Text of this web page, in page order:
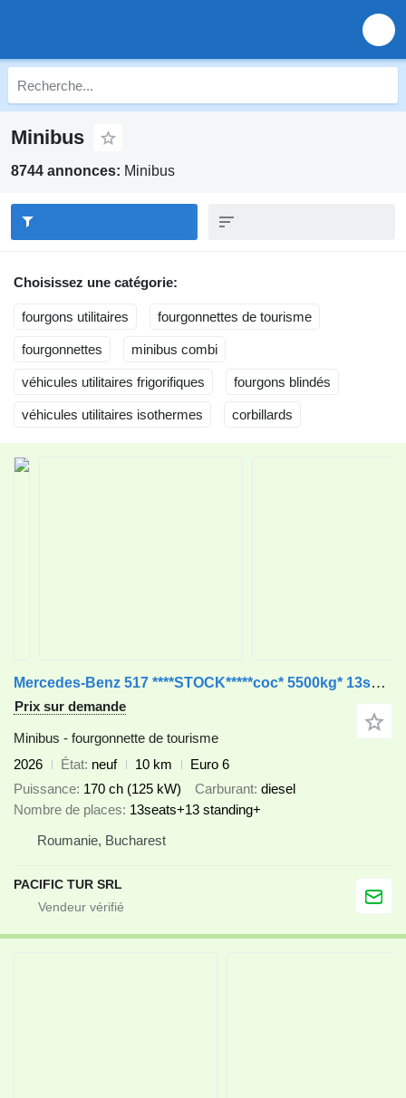
Minibus
8744 annonces: Minibus
Choisissez une catégorie:
fourgons utilitaires fourgonnettes de tourisme
fourgonnettes minibus combi
véhicules utilitaires frigorifiques fourgons blindés
véhicules utilitaires isothermes corbillards
Mercedes-Benz 517 ****STOCK*****coc* 5500kg* 13seats +13standing+1driver+1whee
Prix sur demande
Minibus - fourgonnette de tourisme
2026
État neuf 10 km
Euro 6
Puissance 170 ch (125 kW) Carburant diesel
Nombre de places 13seats+13 standing+
Roumanie, Bucharest
PACIFIC TUR SRL